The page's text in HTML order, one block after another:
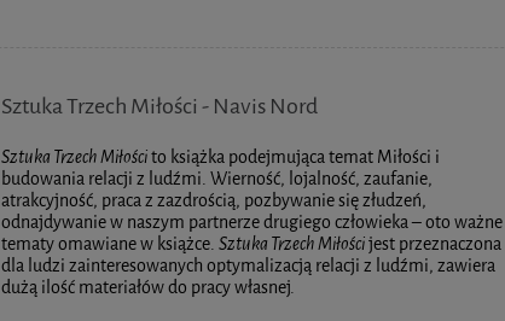
Sztuka Trzech Miłości - Navis Nord
Sztuka Trzech Miłościto książka podejmująca temat Miłości i
budowania relacji z ludźmi. Wierność, lojalność, zaufanie,
atrakcyjność, praca z zazdrością, pozbywanie się złudzeń,
odnajdywanie w naszym partnerze drugiego człowieka – oto ważne
tematy omawiane w książce.Sztuka Trzech Miłościjest przeznaczona
dla ludzi zainteresowanych optymalizacją relacji z ludźmi, zawiera
dużą ilość materiałów do pracy własnej.